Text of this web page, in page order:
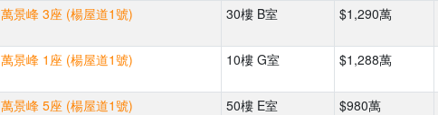
萬景峰 3座 (楊屋道1號) 30樓 B室 $1,290萬
萬景峰 1座 (楊屋道1號) 10樓 G室 $1,288萬
萬景峰 5座 (楊屋道1號) 50樓 E室 $980萬